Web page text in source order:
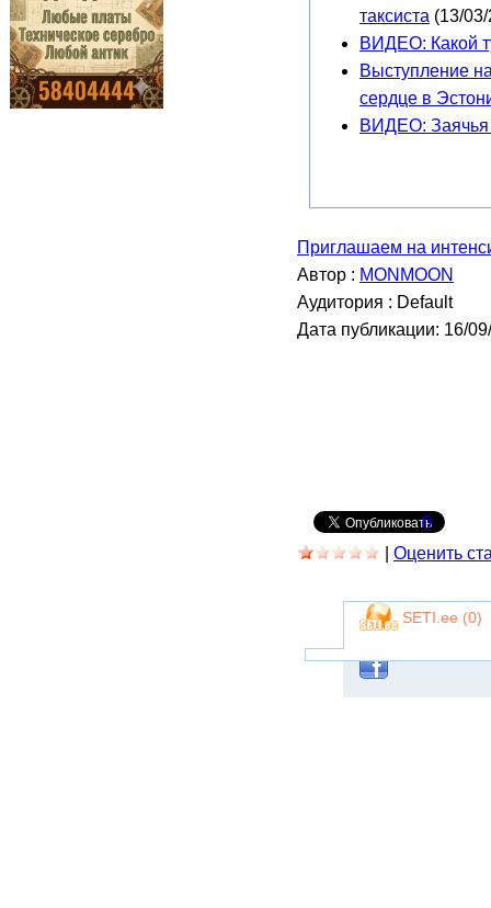
таксиста (13/
ВИДЕО: Какой
Выступление
сердце в
ВИДЕО: Заячья
Приглашаем на
Автор : MONMOON
Аудитория : Default
Дата публикации: 16/
0
Оценить
SETI.ee (0)